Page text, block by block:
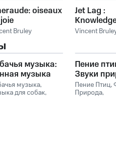
oiseaux
Bruley
Jet Lag :
Memories
Vincent
музыка:
музыка
собак и
для
музыка,
для собак,
Пение
Звуки
для сна и
релаксации
Пение Птиц,
Природа,